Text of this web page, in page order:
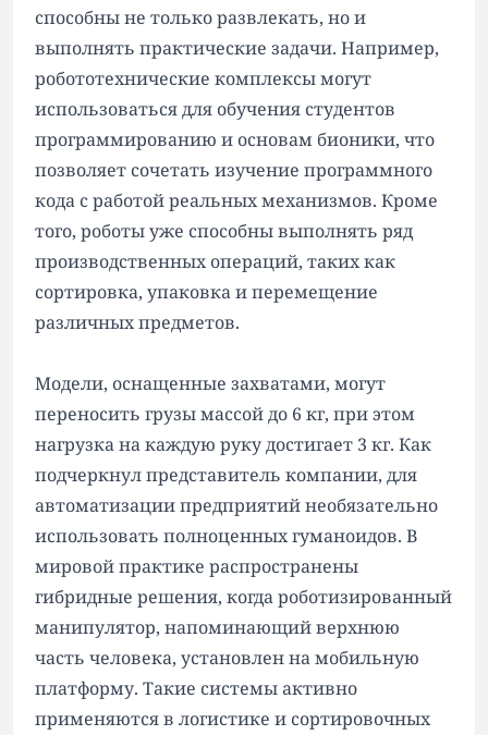
способны не только развлекать, но и
выполнять практические задачи. Например,
робототехнические комплексы могут
использоваться для обучения студентов
программированию и основам бионики, что
позволяет сочетать изучение программного
кода с работой реальных механизмов. Кроме
того, роботы уже способны выполнять ряд
производственных операций, таких как
сортировка, упаковка и перемещение
различных предметов.
Модели, оснащенные захватами, могут
переносить грузы массой до 6 кг, при этом
нагрузка на каждую руку достигает 3 кг. Как
подчеркнул представитель компании, для
автоматизации предприятий необязательно
использовать полноценных гуманоидов. В
мировой практике распространены
гибридные решения, когда роботизированный
манипулятор, напоминающий верхнюю
часть человека, установлен на мобильную
платформу. Такие системы активно
применяются в логистике и сортировочных